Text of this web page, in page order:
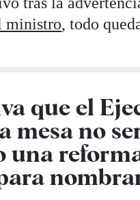
ministro, todo
que el
mesa no
una